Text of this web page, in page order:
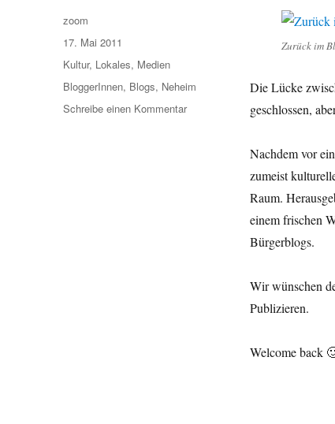
Zurück im
Die Lücke
geschlossen,
Nachdem vor
zumeist
Raum.
einem frischen
Bürgerblogs.
Wir wünschen
Publizieren.
Welcome back
Autor
zoom
Veröffentlicht
am
17. Mai 2011
Kategorien
Kultur, Lokales, Medien
Schlagwörter
BloggerInnen, Blogs, Neheim
Schreibe einen Kommentarzu
Gemeinschaft